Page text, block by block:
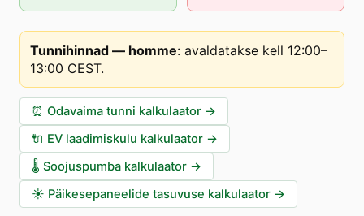
Tunnihinnad — homme: avaldatakse kell 12:00–
13:00 CEST.
⏰ Odavaima tunni kalkulaator →
🔌 EV laadimiskulu kalkulaator →
🌡️ Soojuspumba kalkulaator →
☀️ Päikesepaneelide tasuvuse kalkulaator →